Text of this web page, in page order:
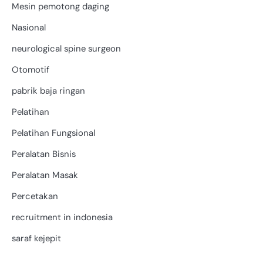
Mesin pemotong daging
Nasional
neurological spine surgeon
Otomotif
pabrik baja ringan
Pelatihan
Pelatihan Fungsional
Peralatan Bisnis
Peralatan Masak
Percetakan
recruitment in indonesia
saraf kejepit